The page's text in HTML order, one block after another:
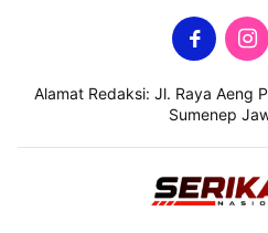
Alamat Redaksi: Jl. Raya Aeng
Sumenep